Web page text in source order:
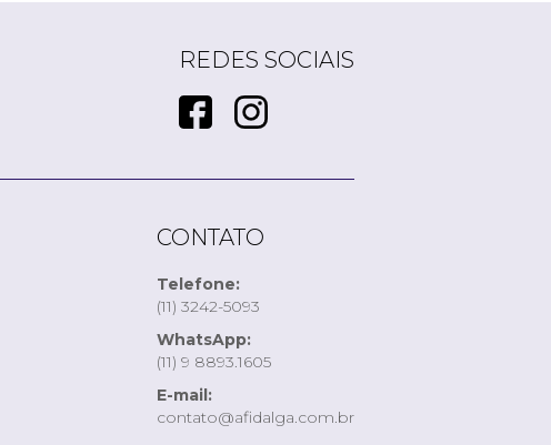
REDES SOCIAIS
CONTATO
Telefone:
(11) 3242-5093
WhatsApp:
(11) 9 8893.1605
E-mail:
contato@afidalga.com.br